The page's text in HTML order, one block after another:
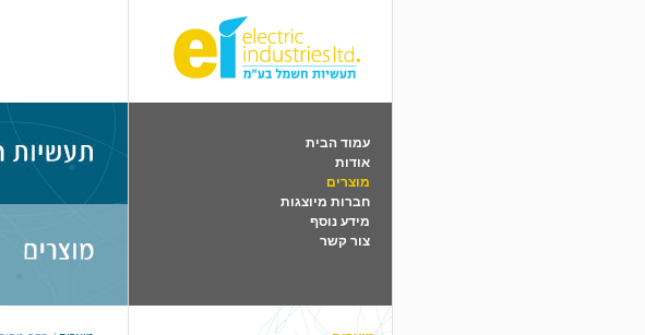
עמוד הבית
אודות
מוצרים
חברות מיוצגות
מידע נוסף
צור קשר